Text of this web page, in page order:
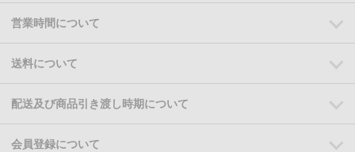
営業時間について
送料について
配送及び商品引き渡し時期について
会員登録について